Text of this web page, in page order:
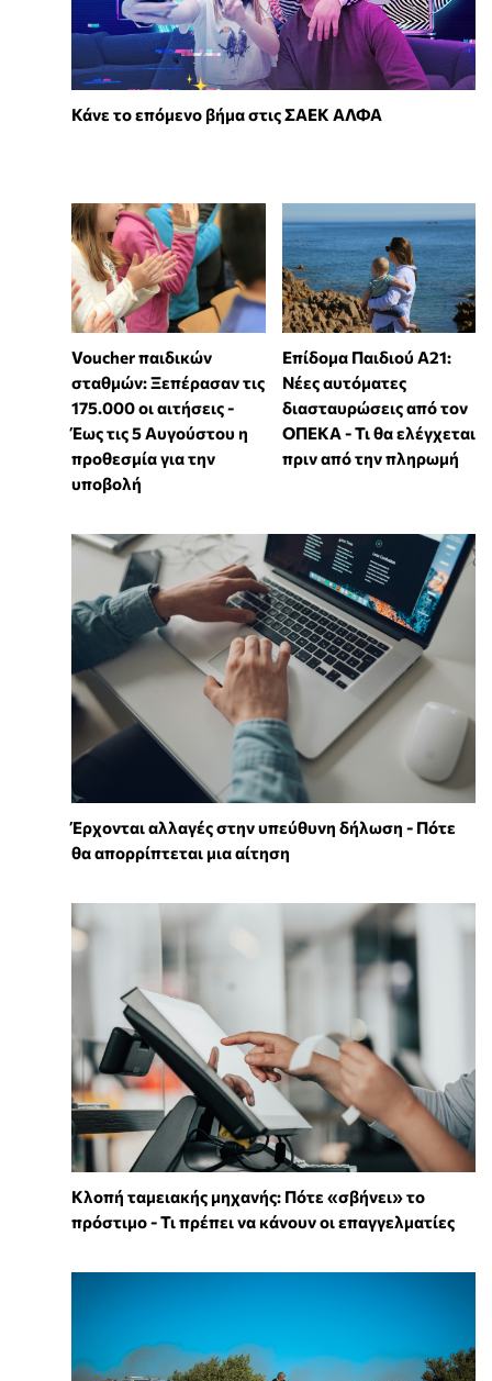
Κάνε το επόμενο βήμα στις ΣΑΕΚ ΑΛΦΑ
Voucher παιδικών
σταθμών: Ξεπέρασαν τις
175.000 οι αιτήσεις -
Έως τις 5 Αυγούστου η
προθεσμία για την
υποβολή
Επίδομα Παιδιού Α21:
Νέες αυτόματες
διασταυρώσεις από τον
ΟΠΕΚΑ - Τι θα ελέγχεται
πριν από την πληρωμή
Έρχονται αλλαγές στην υπεύθυνη δήλωση - Πότε
θα απορρίπτεται μια αίτηση
Κλοπή ταμειακής μηχανής: Πότε «σβήνει» το
πρόστιμο - Τι πρέπει να κάνουν οι επαγγελματίες